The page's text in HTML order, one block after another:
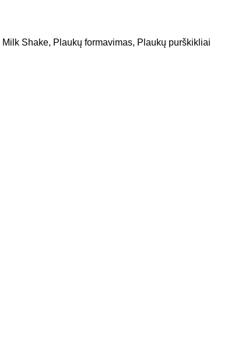
Milk Shake, Plaukų formavimas, Plaukų purškikliai